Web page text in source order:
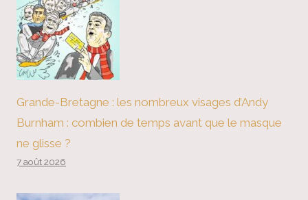
Grande-Bretagne : les nombreux visages d’Andy
Burnham : combien de temps avant que le masque
ne glisse ?
7 août 2026